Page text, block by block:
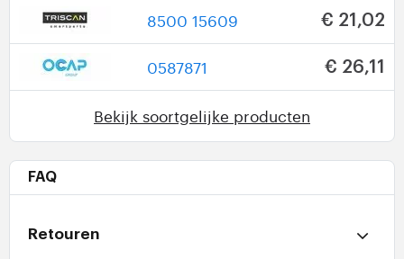
8500 15609 € 21,02
0587871 € 26,11
Bekijk soortgelijke producten
FAQ
Retouren